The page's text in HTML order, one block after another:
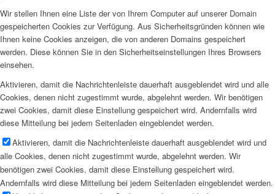
Wir stellen Ihnen eine Liste der von Ihrem Computer auf unserer Domain
gespeicherten Cookies zur Verfügung. Aus Sicherheitsgründen können wie
Ihnen keine Cookies anzeigen, die von anderen Domains gespeichert
werden. Diese können Sie in den Sicherheitseinstellungen Ihres Browsers
einsehen.
Aktivieren, damit die Nachrichtenleiste dauerhaft ausgeblendet wird und alle
Cookies, denen nicht zugestimmt wurde, abgelehnt werden. Wir benötigen
zwei Cookies, damit diese Einstellung gespeichert wird. Andernfalls wird
diese Mitteilung bei jedem Seitenladen eingeblendet werden.
Aktivieren, damit die Nachrichtenleiste dauerhaft ausgeblendet wird und
alle Cookies, denen nicht zugestimmt wurde, abgelehnt werden. Wir
benötigen zwei Cookies, damit diese Einstellung gespeichert wird.
Andernfalls wird diese Mitteilung bei jedem Seitenladen eingeblendet werden.